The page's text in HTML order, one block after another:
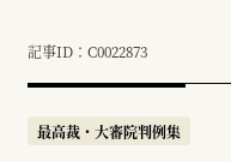
記事ID：C0022873
最高裁・大審院判例集